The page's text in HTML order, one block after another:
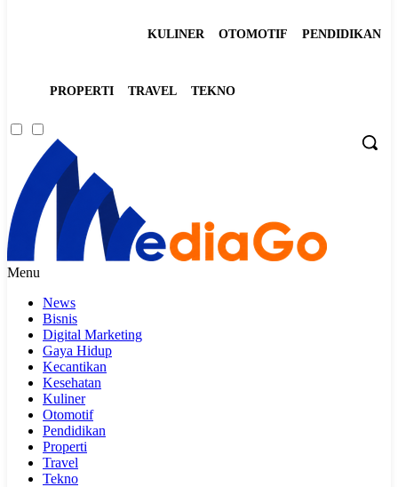
KULINER OTOMOTIF PENDIDIKAN
PROPERTI TRAVEL TEKNO
Menu
News
Bisnis
Digital Marketing
Gaya Hidup
Kecantikan
Kesehatan
Kuliner
Otomotif
Pendidikan
Properti
Travel
Tekno